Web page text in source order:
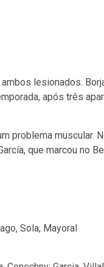
lesionados.
após três
problema muscular.
que marcou no
Sola; Mayoral